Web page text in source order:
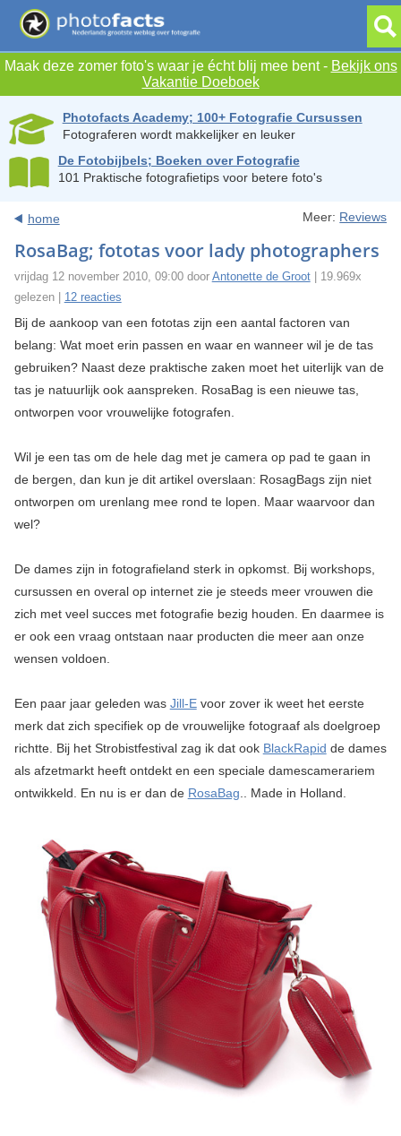
Maak deze zomer foto's waar je écht blij mee bent - Bekijk ons
Vakantie Doeboek
Photofacts Academy; 100+ Fotografie Cursussen
Fotograferen wordt makkelijker en leuker
De Fotobijbels; Boeken over Fotografie
101 Praktische fotografietips voor betere foto's
home Meer: Reviews
RosaBag; fototas voor lady photographers
vrijdag 12 november 2010, 09:00 door Antonette de Groot| 19.969x
gelezen | 12 reacties
Bij de aankoop van een fototas zijn een aantal factoren van
belang: Wat moet erin passen en waar en wanneer wil je de tas
gebruiken? Naast deze praktische zaken moet het uiterlijk van de
tas je natuurlijk ook aanspreken. RosaBag is een nieuwe tas,
ontworpen voor vrouwelijke fotografen.
Wil je een tas om de hele dag met je camera op pad te gaan in
de bergen, dan kun je dit artikel overslaan: RosagBags zijn niet
ontworpen om urenlang mee rond te lopen. Maar waarvoor dan
wel?
De dames zijn in fotografieland sterk in opkomst. Bij workshops,
cursussen en overal op internet zie je steeds meer vrouwen die
zich met veel succes met fotografie bezig houden. En daarmee is
er ook een vraag ontstaan naar producten die meer aan onze
wensen voldoen.
Een paar jaar geleden was Jill-Evoor zover ik weet het eerste
merk dat zich specifiek op de vrouwelijke fotograaf als doelgroep
richtte. Bij het Strobistfestival zag ik dat ook BlackRapid de dames
als afzetmarkt heeft ontdekt en een speciale damescamerariem
ontwikkeld. En nu is er dan de RosaBag.. Made in Holland.